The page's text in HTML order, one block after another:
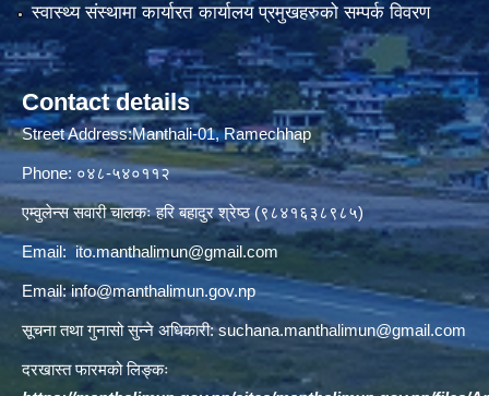
स्वास्थ्य संस्थामा कार्यारत कार्यालय प्रमुखहरुको सम्पर्क विवरण
Contact details
Street Address:Manthali-01, Ramechhap
Phone: ०४८-५४०११२
एम्वुलेन्स सवारी चालकः हरि बहादुर श्रेष्ठ (९८४१६३८९८५)
Email:ito.manthalimun@gmail.com
Email:info@manthalimun.gov.np
सूचना तथा गुनासो सुन्ने अधिकारी:suchana.manthalimun@gmail.com
दरखास्त फारमको लिङ्कः